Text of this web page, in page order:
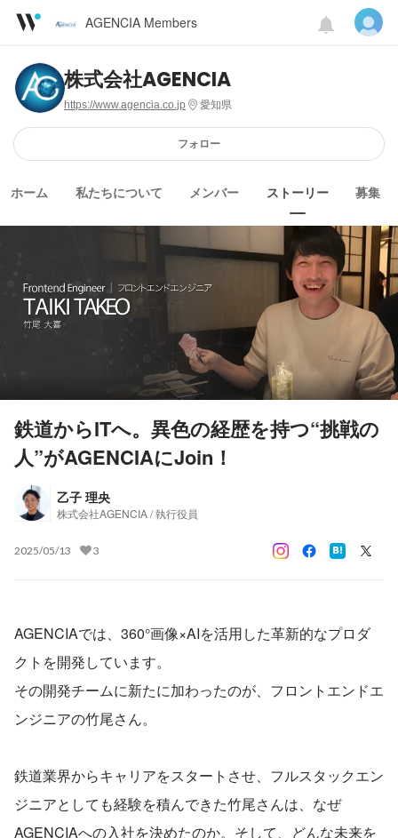
AGENCIA Members
株式会社AGENCIA
https://www.agencia.co.jp 愛知県
フォロー
ホーム 私たちについて メンバー ストーリー 募集
鉄道からITへ。異色の経歴を持つ“挑戦の
人”がAGENCIAにJoin！
乙子 理央
株式会社AGENCIA / 執行役員
2025/05/13 3
AGENCIAでは、360°画像×AIを活用した革新的なプロダ
クトを開発しています。
その開発チームに新たに加わったのが、フロントエンドエ
ンジニアの竹尾さん。
鉄道業界からキャリアをスタートさせ、フルスタックエン
ジニアとしても経験を積んできた竹尾さんは、なぜ
AGENCIAへの入社を決めたのか。そして、どんな未来を